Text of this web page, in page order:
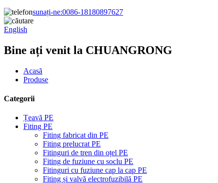
sunați-ne:0086-18180897627
English
Bine ați venit la CHUANGRONG
Acasă
Produse
Categorii
Țeavă PE
Fiting PE
Fiting fabricat din PE
Fiting prelucrat PE
Fitinguri de tren din oțel PE
Fiting de fuziune cu soclu PE
Fitinguri cu fuziune cap la cap PE
Fiting și valvă electrofuzibilă PE